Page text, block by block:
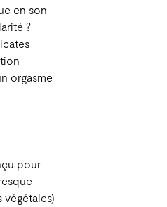
en son
?
orgasme
pour